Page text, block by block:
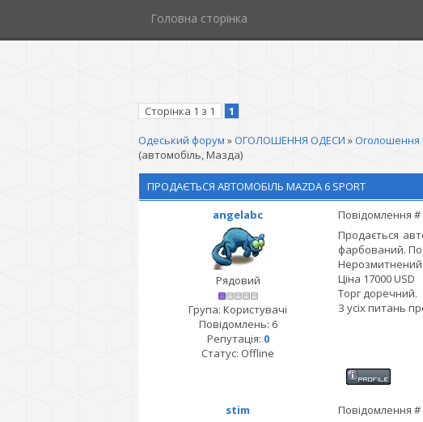
Головна сторінка
Сторінка 1 з 1
1
Одеський форум »ОГОЛОШЕННЯ ОДЕСИ »Оголошення
(автомобіль, Мазда)
ПРОДАЄТЬСЯ АВТОМОБІЛЬ MAZDA 6 SPORT
angelabc
Повідомлення #
Рядовий
Група: Користувачі
Повідомлень: 6
Репутація: 0
Статус: Offline
Продається
фарбований.
Ціна 17000 USD
Торг доречний.
З усіх питань
stim Повідомлення #